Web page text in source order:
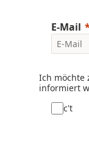
E-Mail
Ich möchte
informiert
c't